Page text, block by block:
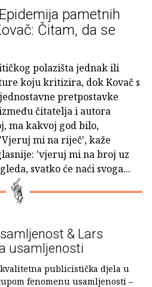
pametnih
Čitam, da se
polazišta jednak ili
koju kritizira, dok Kovač s
pretpostavke
čitatelja i autora
ma kakvoj god bilo,
mi na riječ', kaže
'vjeruj mi na broj uz
svatko će naći svoga...
& Lars
usamljenosti
publicistička djela u
fenomenu usamljenosti –